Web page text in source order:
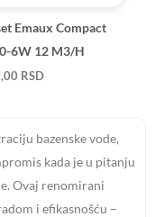
Emaux Compact
6W 12 M3/H
RSD
bazenske vode,
kada je u pitanju
Ovaj renomirani
i efikasnošću –